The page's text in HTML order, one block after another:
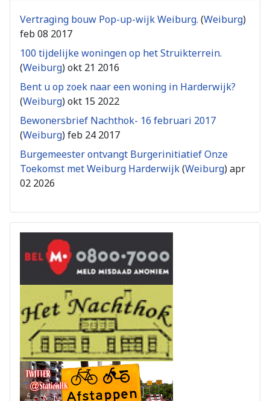
Vertraging bouw Pop-up-wijk Weiburg. (Weiburg)
feb 08 2017
100 tijdelijke woningen op het Struikterrein.
(Weiburg)okt 21 2016
Bent u op zoek naar een woning in Harderwijk?
(Weiburg)okt 15 2022
Bewonersbrief Nachthok- 16 februari 2017
(Weiburg)feb 24 2017
Burgemeester ontvangt Burgerinitiatief Onze
Toekomst met Weiburg Harderwijk(Weiburg)apr
02 2026